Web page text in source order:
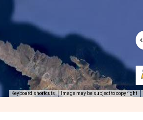
Keyboard shortcuts Image may be subject to copyright